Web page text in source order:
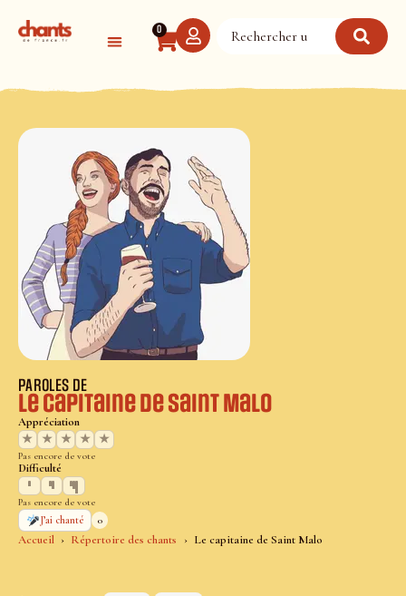
0
Accueil Répertoire des chants Le capitaine de Saint Malo
PAROLES DE
Le capitaine de Saint Malo
Appréciation
★
★ ★ ★ ★
Pas encore de vote
Difficulté
Pas encore de vote
J’ai chanté
0